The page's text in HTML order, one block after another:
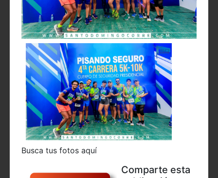
Busca tus fotos aquí
Comparte esta